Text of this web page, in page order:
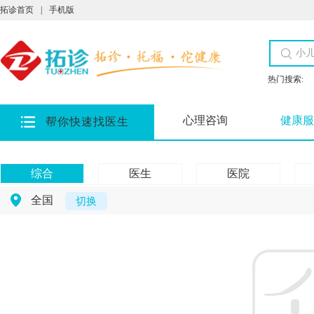
拓诊首页 手机版
热门搜索:
帮你快速找医生 心理咨询 健康
综合 医生 医院
全国 切换